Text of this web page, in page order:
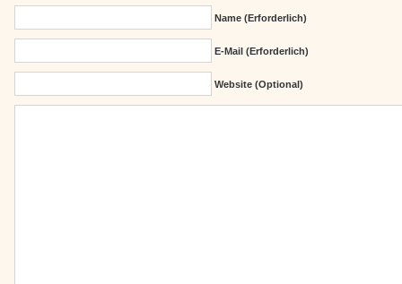
Name (erforderlich)
E-Mail (erforderlich)
Website (Optional)